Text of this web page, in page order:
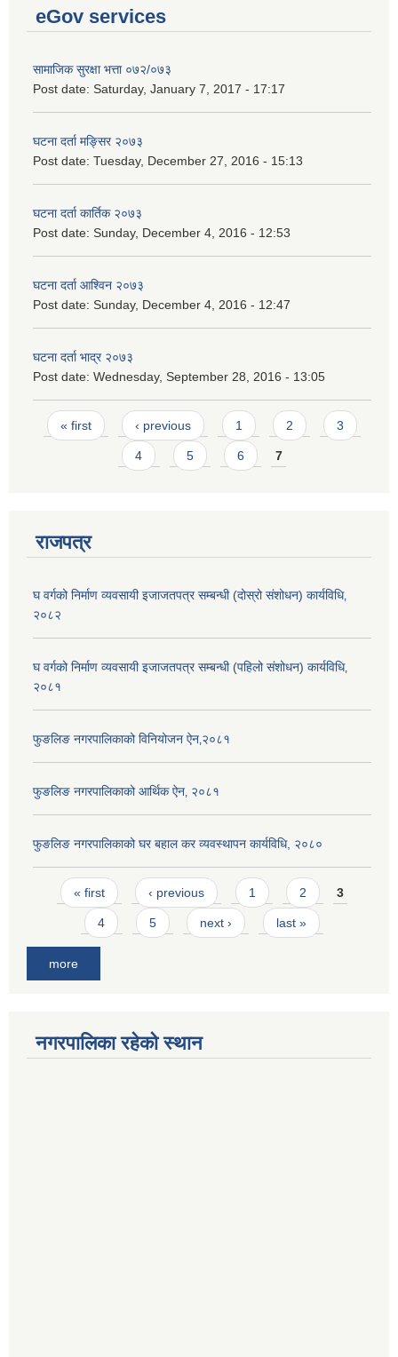
eGov services
सामाजिक सुरक्षा भत्ता ०७२/०७३
Post date: Saturday, January 7, 2017 - 17:17
घटना दर्ता मङ्सिर २०७३
Post date: Tuesday, December 27, 2016 - 15:13
घटना दर्ता कार्तिक २०७३
Post date: Sunday, December 4, 2016 - 12:53
घटना दर्ता आश्विन २०७३
Post date: Sunday, December 4, 2016 - 12:47
घटना दर्ता भाद्र २०७३
Post date: Wednesday, September 28, 2016 - 13:05
Pages
« first ‹ previous 1 2 3
4 5 6 7
राजपत्र
घ वर्गको निर्माण व्यवसायी इजाजतपत्र सम्बन्धी (दोस्रो संशोधन) कार्यविधि‚
२०८२
घ वर्गको निर्माण व्यवसायी इजाजतपत्र सम्बन्धी (पहिलो संशोधन) कार्यविधि‚
२०८१
फुङलिङ नगरपालिकाको विनियोजन ऐन‚२०८१
फुङलिङ नगरपालिकाको आर्थिक ऐन‚ २०८१
फुङलिङ नगरपालिकाको घर बहाल कर व्यवस्थापन कार्यविधि, २०८०
Pages
« first ‹ previous 1 2 3
4 5 next › last »
more
नगरपालिका रहेको स्थान